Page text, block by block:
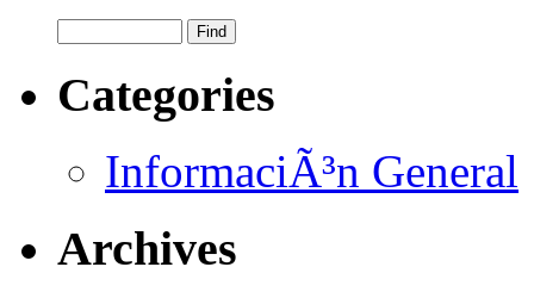
Categories
InformaciÃ³n General
Archives